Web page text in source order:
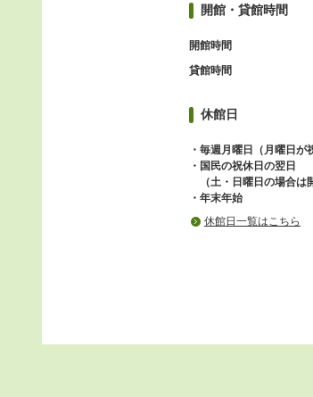
開館・貸館時間
開館時間
貸館時間
休館日
・毎週月曜日（月曜日が
・国民の祝休日の翌日
（土・日曜日の場合は
・年末年始
休館日一覧はこちら